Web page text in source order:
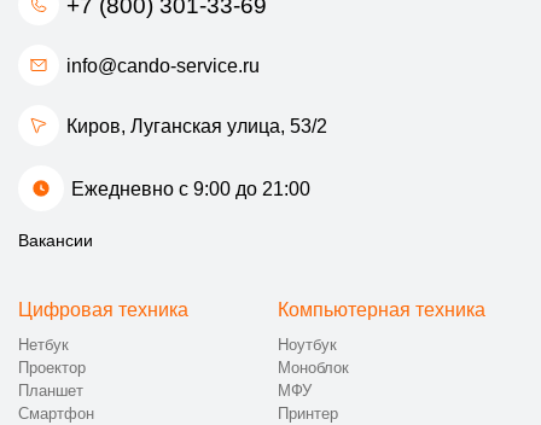
+7 (800) 301-33-69
info@cando-service.ru
Киров, Луганская улица, 53/2
Ежедневно с 9:00 до 21:00
Вакансии
Цифровая техника
Нетбук
Проектор
Планшет
Смартфон
Компьютерная техника
Ноутбук
Моноблок
МФУ
Принтер